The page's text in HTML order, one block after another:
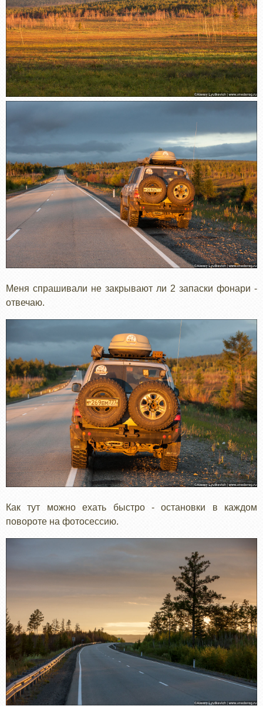
Меня спрашивали не закрывают ли 2 запаски фонари -
отвечаю.
Как тут можно ехать быстро - остановки в каждом
повороте на фотосессию.